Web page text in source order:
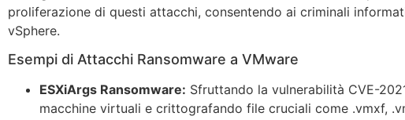
proliferazione di questi attacchi, consentendo ai criminali
vSphere.
Esempi di Attacchi Ransomware a VMware
ESXiArgs Ransomware: Sfruttando la vulnerabilità CVE-
macchine virtuali e crittografando file cruciali come .vmxf,